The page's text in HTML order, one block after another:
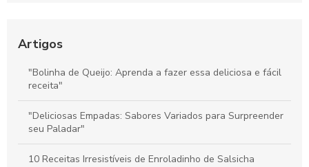
Coxinhas de Frango para Festa: Delícias que Encantam Seus
Convidados
Artigos
"Bolinha de Queijo: Aprenda a fazer essa deliciosa e fácil
receita"
"Deliciosas Empadas: Sabores Variados para Surpreender
seu Paladar"
10 Receitas Irresistíveis de Enroladinho de Salsicha